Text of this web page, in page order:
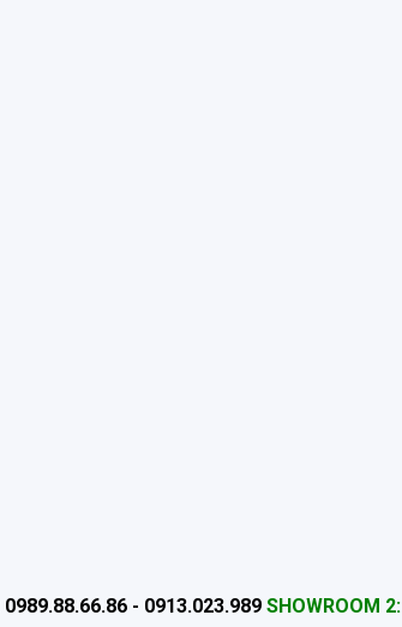
0989.88.66.86 - 0913.023.989 SHOWROOM 2: